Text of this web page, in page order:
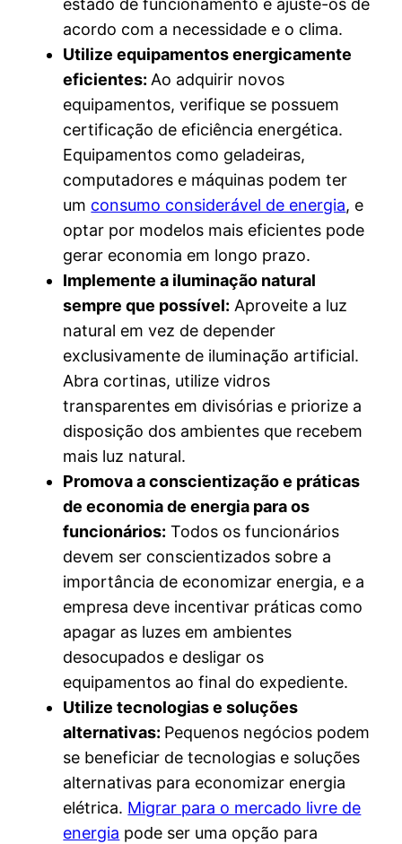
estado de funcionamento e ajuste-os de
acordo com a necessidade e o clima.
Utilize equipamentos energicamente
eficientes:Ao adquirir novos
equipamentos, verifique se possuem
certificação de eficiência energética.
Equipamentos como geladeiras,
computadores e máquinas podem ter
um consumo considerável de energia, e
optar por modelos mais eficientes pode
gerar economia em longo prazo.
Implemente a iluminação natural
sempre que possível: Aproveite a luz
natural em vez de depender
exclusivamente de iluminação artificial.
Abra cortinas, utilize vidros
transparentes em divisórias e priorize a
disposição dos ambientes que recebem
mais luz natural.
Promova a conscientização e práticas
de economia de energia para os
funcionários: Todos os funcionários
devem ser conscientizados sobre a
importância de economizar energia, e a
empresa deve incentivar práticas como
apagar as luzes em ambientes
desocupados e desligar os
equipamentos ao final do expediente.
Utilize tecnologias e soluções
alternativas: Pequenos negócios podem
se beneficiar de tecnologias e soluções
alternativas para economizar energia
elétrica. Migrar para o mercado livre de
energia pode ser uma opção para